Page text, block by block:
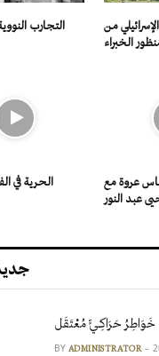
التجارب
من
الخبراء
الحرية في
عروة مع
عبد النور
خَوَاطِرُ حَرَاكِـيٍّ مُعْتَقَل
BY ADMINISTRATOR